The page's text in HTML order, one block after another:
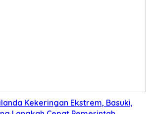
Kekeringan Ekstrem, Basuki,